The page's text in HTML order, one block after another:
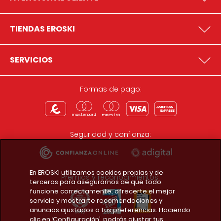
TIENDAS EROSKI
SERVICIOS
Formas de pago:
Seguridad y confianza:
Premios y reconocimientos:
En EROSKI utilizamos cookies propias y de
terceros para asegurarnos de que todo
funcione correctamente, ofrecerte el mejor
servicio y mostrarte recomendaciones y
anuncios ajustados a tus preferencias. Haciendo
clic en ‘Configuración’, podrás ajustar tus